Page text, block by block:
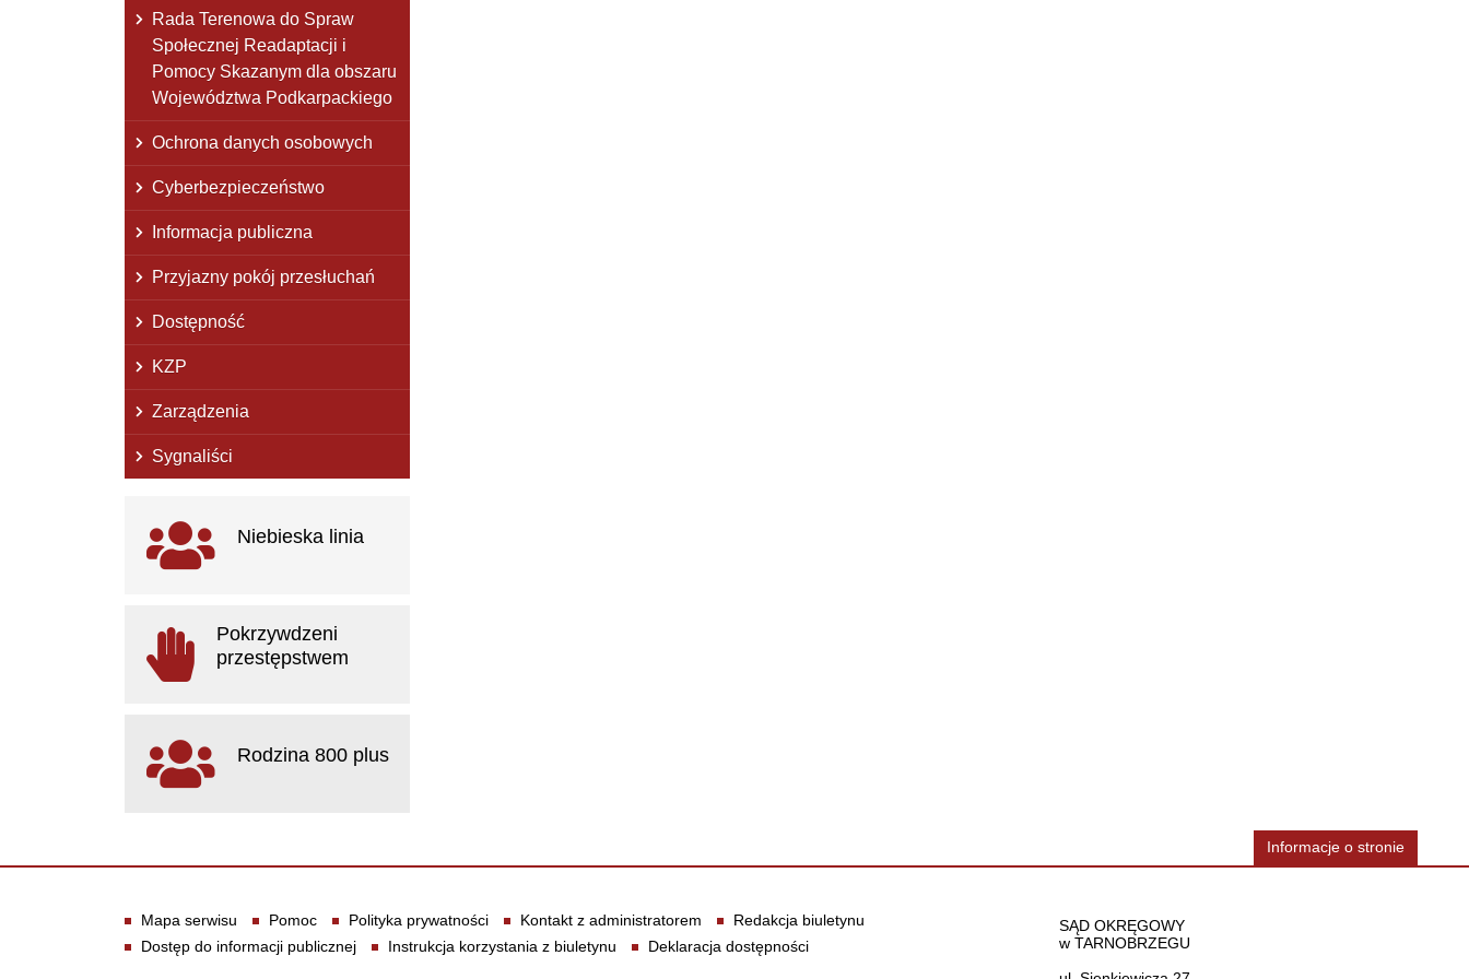
Rada Terenowa do Spraw
Społecznej Readaptacji i
Pomocy Skazanym dla obszaru
Województwa Podkarpackiego
Ochrona danych osobowych
Cyberbezpieczeństwo
Informacja publiczna
Przyjazny pokój przesłuchań
Dostępność
KZP
Zarządzenia
Sygnaliści
Ważne linki
Niebieska linia
Pokrzywdzeni
przestępstwem
Rodzina 800 plus
Informacje o stronie
Informacje
Mapa serwisu Pomoc Polityka prywatności Kontakt z administratorem
Redakcja biuletynu
Dostęp do informacji publicznej
Instrukcja korzystania z biuletynu Deklaracja dostępności Dane teleadresowe
SĄD OKRĘGOWY
w TARNOBRZEGU